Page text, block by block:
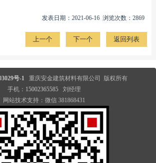
发表日期：2021-06-16 浏览次数：2869
上一个 下一个 返回列表
号-1重庆安金建筑材料有限公司 版权所有
手机： 15002365585 刘经理
网站技术支持：微信 381868431